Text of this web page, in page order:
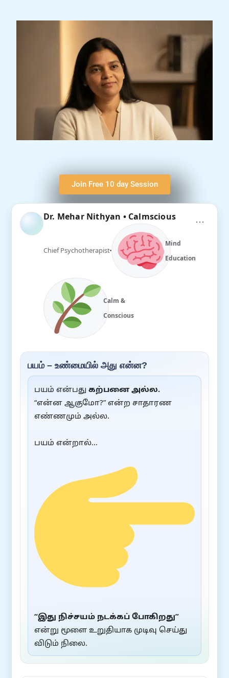
Join Free 10 day Session
Dr. Mehar Nithyan • Calmscious
Chief Psychotherapist
Mind
Education
Calm &
Conscious
⋯
பயம் – உண்மையில் அது என்ன?
பயம் என்பது கற்பனை அல்ல.
“என்ன ஆகுமோ?” என்ற சாதாரண
எண்ணமும் அல்ல.
பயம் என்றால்…
“இது நிச்சயம் நடக்கப் போகிறது”
என்று மூளை உறுதியாக முடிவு செய்து
விடும் நிலை.